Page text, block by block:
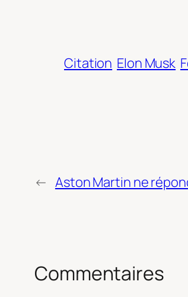
Citation Elon Musk
← Aston Martin ne
Commentaires